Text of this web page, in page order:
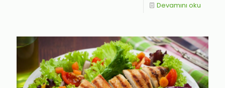
Devamını oku